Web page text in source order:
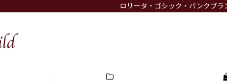
ロリータ・ゴシック・パンクブ